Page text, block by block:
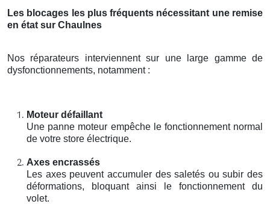
Les blocages les plus fréquents nécessitant une remise
en état sur Chaulnes
Nos réparateurs interviennent sur une large gamme de
dysfonctionnements, notamment :
Moteur défaillant
Une panne moteur empêche le fonctionnement normal
de votre store électrique.
Axes encrassés
Les axes peuvent accumuler des saletés ou subir des
déformations, bloquant ainsi le fonctionnement du
volet.